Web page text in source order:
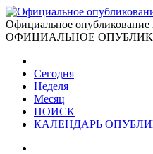
Официальное опубликование
ОФИЦИАЛЬНОЕ
Сегодня
Неделя
Месяц
ПОИСК
КАЛЕНДАРЬ